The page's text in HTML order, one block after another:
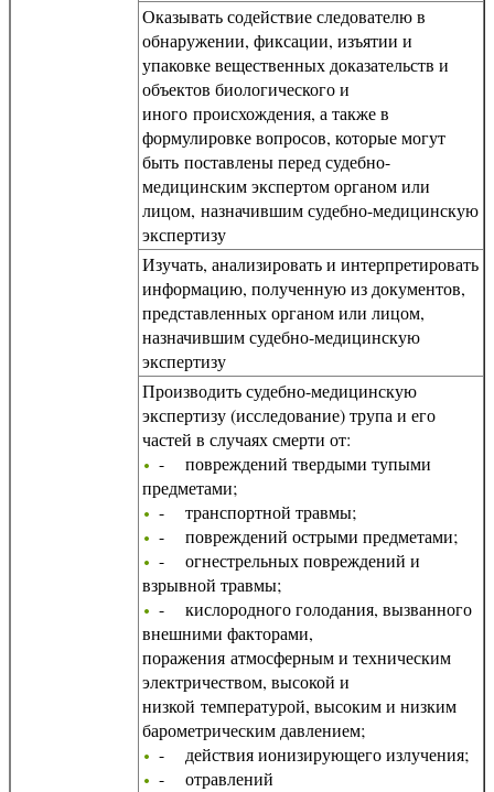
Оказывать содействие следователю в
обнаружении, фиксации, изъятии и
упаковке вещественных доказательств и
объектов биологического и
иного происхождения, а также в
формулировке вопросов, которые могут
быть поставлены перед судебно-
медицинским экспертом органом или
лицом, назначившим судебно-медицинскую
экспертизу
Изучать, анализировать и интерпретировать
информацию, полученную из документов,
представленных органом или лицом,
назначившим судебно-медицинскую
экспертизу
Производить судебно-медицинскую
экспертизу (исследование) трупа и его
частей в случаях смерти от:
- повреждений твердыми тупыми
предметами;
- транспортной травмы;
- повреждений острыми предметами;
- огнестрельных повреждений и
взрывной травмы;
- кислородного голодания, вызванного
внешними факторами,
поражения атмосферным и техническим
электричеством, высокой и
низкой температурой, высоким и низким
барометрическим давлением;
- действия ионизирующего излучения;
- отравлений